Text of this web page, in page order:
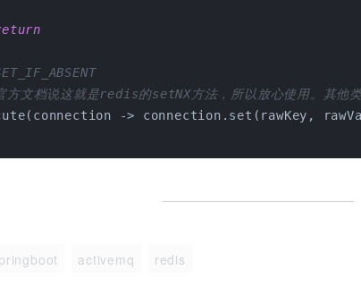
文档说这就是redis的setNX方法，所以放心使用。其他
-> connection.set(rawKey,
activemq redis